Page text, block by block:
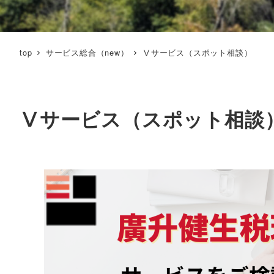
top サービス総合（new） Ⅴサービス（スポット相談）
Ⅴサービス（スポット相談